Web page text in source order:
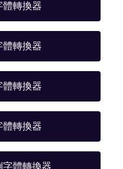
體轉換器
體轉換器
體轉換器
體轉換器
字體轉換器